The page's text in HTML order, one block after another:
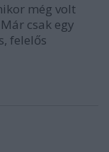
még volt
csak egy
felelős